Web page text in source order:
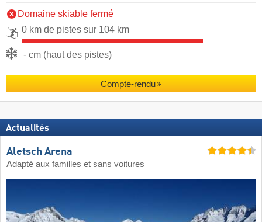
Domaine skiable fermé
0 km de pistes sur 104 km
- cm (haut des pistes)
Compte-rendu
Actualités
Aletsch Arena
Adapté aux familles et sans voitures